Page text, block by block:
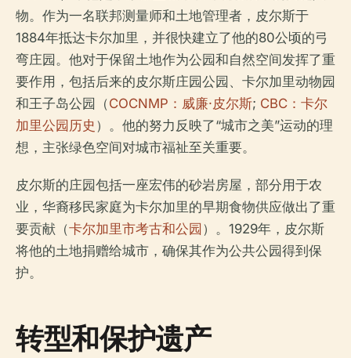
物。作为一名联邦测量师和土地管理者，皮尔斯于
1884年抵达卡尔加里，并很快建立了他的80公顷的弓
弯庄园。他对于保留土地作为公园和自然空间发挥了重
要作用，包括后来的皮尔斯庄园公园、卡尔加里动物园
和王子岛公园（COCNMP：威廉·皮尔斯; CBC：卡尔
加里公园历史 ）。他的努力反映了“城市之美”运动的理
想，主张绿色空间对城市福祉至关重要。
皮尔斯的庄园包括一座宏伟的砂岩房屋，部分用于农
业，华裔移民家庭为卡尔加里的早期食物供应做出了重
要贡献（卡尔加里市考古和公园 ）。1929年，皮尔斯
将他的土地捐赠给城市，确保其作为公共公园得到保
护。
转型和保护遗产